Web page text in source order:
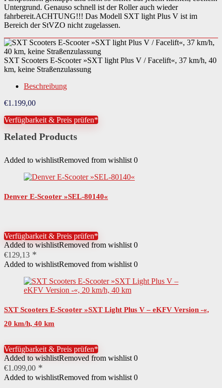
Untergrund. Genauso schnell ist der Roller auch wieder
fahrbereit.ACHTUNG!!! Das Modell SXT light Plus V ist im
Bereich der StVZO nicht zugelassen.
SXT Scooters E-Scooter »SXT light Plus V / Facelift«, 37 km/h, 40
km, keine Straßenzulassung
Beschreibung
€1.199,00
Verfügbarkeit & Preis prüfen*
Related Products
Added to wishlistRemoved from wishlist 0
Denver E-Scooter »SEL-80140«
Verfügbarkeit & Preis prüfen*
Added to wishlistRemoved from wishlist 0
€129,13
Added to wishlistRemoved from wishlist 0
SXT Scooters E-Scooter »SXT Light Plus V – eKFV Version -«,
20 km/h, 40 km
Verfügbarkeit & Preis prüfen*
Added to wishlistRemoved from wishlist 0
€1.099,00
Added to wishlistRemoved from wishlist 0